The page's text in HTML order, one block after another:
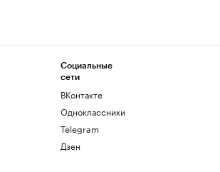
Социальные
сети
ВКонтакте
Одноклассники
Telegram
Дзен